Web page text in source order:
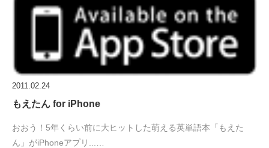
2011.02.24
もえたん for iPhone
おおう！5年くらい前に大ヒットした萌える英単語本「もえた
ん」がiPhoneアプリ...…